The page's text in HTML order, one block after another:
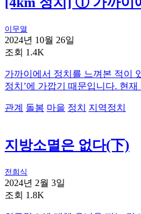
이무열
2024년 10월 26일
조회 1.4K
가까이에서 정치를 느껴본 적이
정치’에 가깝기 때문입니다. 현
관계 돌봄 마을 정치 지역정치
지방소멸은 없다(下)
전희식
2024년 2월 3일
조회 1.8K